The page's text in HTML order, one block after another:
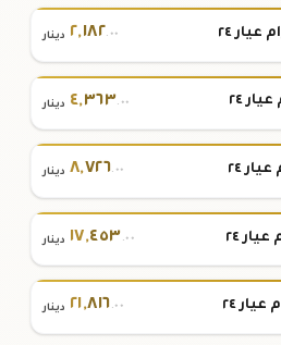
٢,١٨٢.٠٠ دينار
٤,٣٦٣.٠٠ دينار
٨,٧٢٦.٠٠ دينار
١٧,٤٥٣.٠٠ دينار
٢١,٨١٦.٠٠ دينار